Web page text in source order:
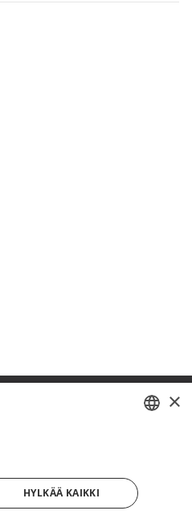
NO
×
HYLKÄÄ KAIKKI